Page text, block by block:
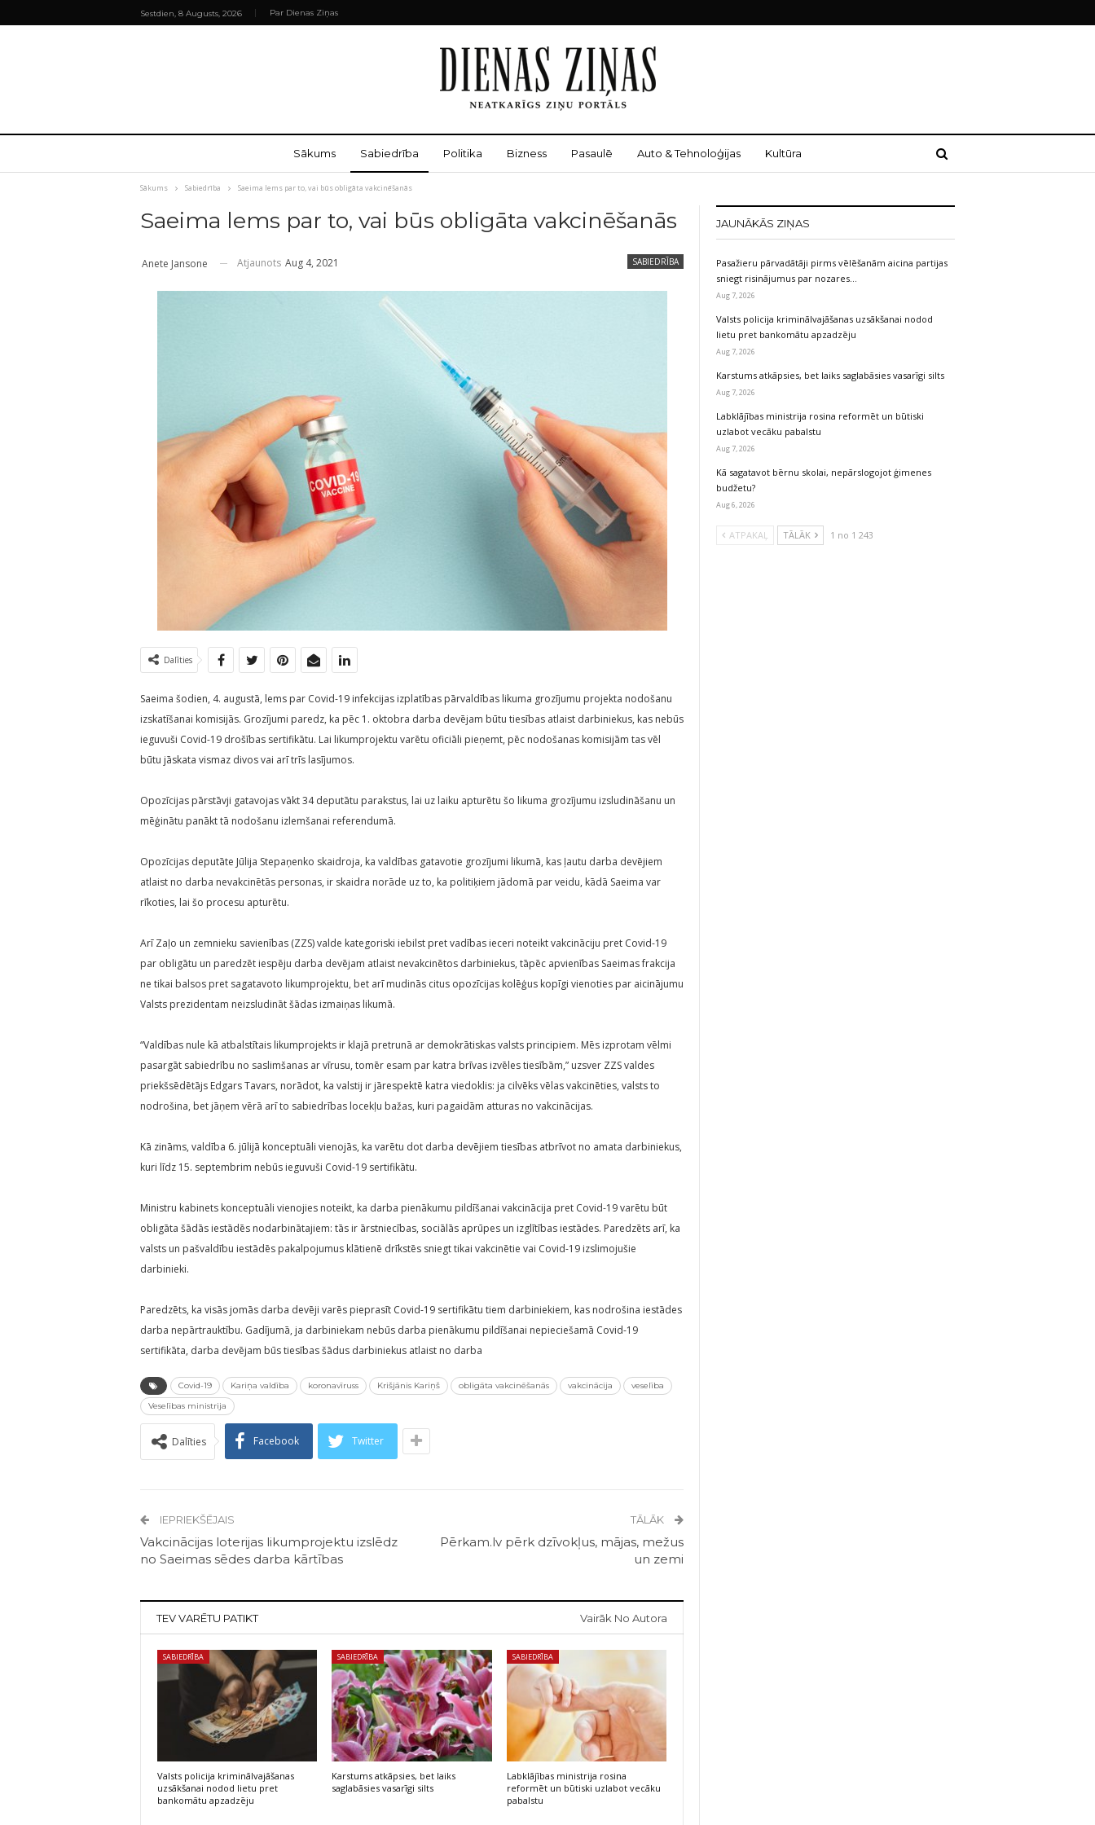
Sestdien, 8 Augusts, 2026 Par Dienas Ziņas
Sākums Sabiedrība Politika Bizness Pasaulē Auto & Tehnoloģijas Kultūra
Sākums Sabiedrība Saeima lems par to, vai būs obligāta vakcinēšanās
Saeima lems par to, vai būs obligāta vakcinēšanās
SABIEDRĪBA
Anete Jansone Atjaunots Aug 4, 2021
Dalīties
Saeima šodien, 4. augustā, lems par Covid-19 infekcijas izplatības pārvaldības likuma grozījumu projekta nodošanu
izskatīšanai komisijās. Grozījumi paredz, ka pēc 1. oktobra darba devējam būtu tiesības atlaist darbiniekus, kas nebūs
ieguvuši Covid-19 drošības sertifikātu. Lai likumprojektu varētu oficiāli pieņemt, pēc nodošanas komisijām tas vēl
būtu jāskata vismaz divos vai arī trīs lasījumos.
Opozīcijas pārstāvji gatavojas vākt 34 deputātu parakstus, lai uz laiku apturētu šo likuma grozījumu izsludināšanu un
mēģinātu panākt tā nodošanu izlemšanai referendumā.
Opozīcijas deputāte Jūlija Stepaņenko skaidroja, ka valdības gatavotie grozījumi likumā, kas ļautu darba devējiem
atlaist no darba nevakcinētās personas, ir skaidra norāde uz to, ka politiķiem jādomā par veidu, kādā Saeima var
rīkoties, lai šo procesu apturētu.
Arī Zaļo un zemnieku savienības (ZZS) valde kategoriski iebilst pret vadības ieceri noteikt vakcināciju pret Covid-19
par obligātu un paredzēt iespēju darba devējam atlaist nevakcinētos darbiniekus, tāpēc apvienības Saeimas frakcija
ne tikai balsos pret sagatavoto likumprojektu, bet arī mudinās citus opozīcijas kolēģus kopīgi vienoties par aicinājumu
Valsts prezidentam neizsludināt šādas izmaiņas likumā.
“Valdības nule kā atbalstītais likumprojekts ir klajā pretrunā ar demokrātiskas valsts principiem. Mēs izprotam vēlmi
pasargāt sabiedrību no saslimšanas ar vīrusu, tomēr esam par katra brīvas izvēles tiesībām,” uzsver ZZS valdes
priekšsēdētājs Edgars Tavars, norādot, ka valstij ir jārespektē katra viedoklis: ja cilvēks vēlas vakcinēties, valsts to
nodrošina, bet jāņem vērā arī to sabiedrības locekļu bažas, kuri pagaidām atturas no vakcinācijas.
Kā zināms, valdība 6. jūlijā konceptuāli vienojās, ka varētu dot darba devējiem tiesības atbrīvot no amata darbiniekus,
kuri līdz 15. septembrim nebūs ieguvuši Covid-19 sertifikātu.
Ministru kabinets konceptuāli vienojies noteikt, ka darba pienākumu pildīšanai vakcinācija pret Covid-19 varētu būt
obligāta šādās iestādēs nodarbinātajiem: tās ir ārstniecības, sociālās aprūpes un izglītības iestādes. Paredzēts arī, ka
valsts un pašvaldību iestādēs pakalpojumus klātienē drīkstēs sniegt tikai vakcinētie vai Covid-19 izslimojušie
darbinieki.
Paredzēts, ka visās jomās darba devēji varēs pieprasīt Covid-19 sertifikātu tiem darbiniekiem, kas nodrošina iestādes
darba nepārtrauktību. Gadījumā, ja darbiniekam nebūs darba pienākumu pildīšanai nepieciešamā Covid-19
sertifikāta, darba devējam būs tiesības šādus darbiniekus atlaist no darba
Covid-19 Kariņa valdība koronavīruss Krišjānis Kariņš obligāta vakcinēšanās vakcinācija
veselība
Veselības ministrija
Dalīties Facebook Twitter
IEPRIEKŠĒJAIS
Vakcinācijas loterijas likumprojektu izslēdz
no Saeimas sēdes darba kārtības
TĀLĀK
Pērkam.lv pērk dzīvokļus, mājas, mežus
un zemi
TEV VARĒTU PATIKT Vairāk No Autora
SABIEDRĪBA
Valsts policija kriminālvajāšanas
uzsākšanai nodod lietu pret
bankomātu apzadzēju
SABIEDRĪBA
Karstums atkāpsies, bet laiks
saglabāsies vasarīgi silts
SABIEDRĪBA
Labklājības ministrija rosina
reformēt un būtiski uzlabot vecāku
pabalstu
JAUNĀKĀS ZIŅAS
Pasažieru pārvadātāji pirms vēlēšanām aicina partijas
sniegt risinājumus par nozares…
Aug 7, 2026
Valsts policija kriminālvajāšanas uzsākšanai nodod
lietu pret bankomātu apzadzēju
Aug 7, 2026
Karstums atkāpsies, bet laiks saglabāsies vasarīgi silts
Aug 7, 2026
Labklājības ministrija rosina reformēt un būtiski
uzlabot vecāku pabalstu
Aug 7, 2026
Kā sagatavot bērnu skolai, nepārslogojot ģimenes
budžetu?
Aug 6, 2026
ATPAKAĻ TĀLĀK 1 no 1 243